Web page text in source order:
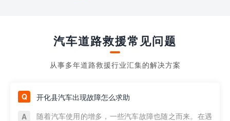
汽车道路救援常见问题
从事多年道路救援行业汇集的解决方案
开化县汽车出现故障怎么求助
随着汽车使用的增多，一些汽车故障也随之而来。在遇